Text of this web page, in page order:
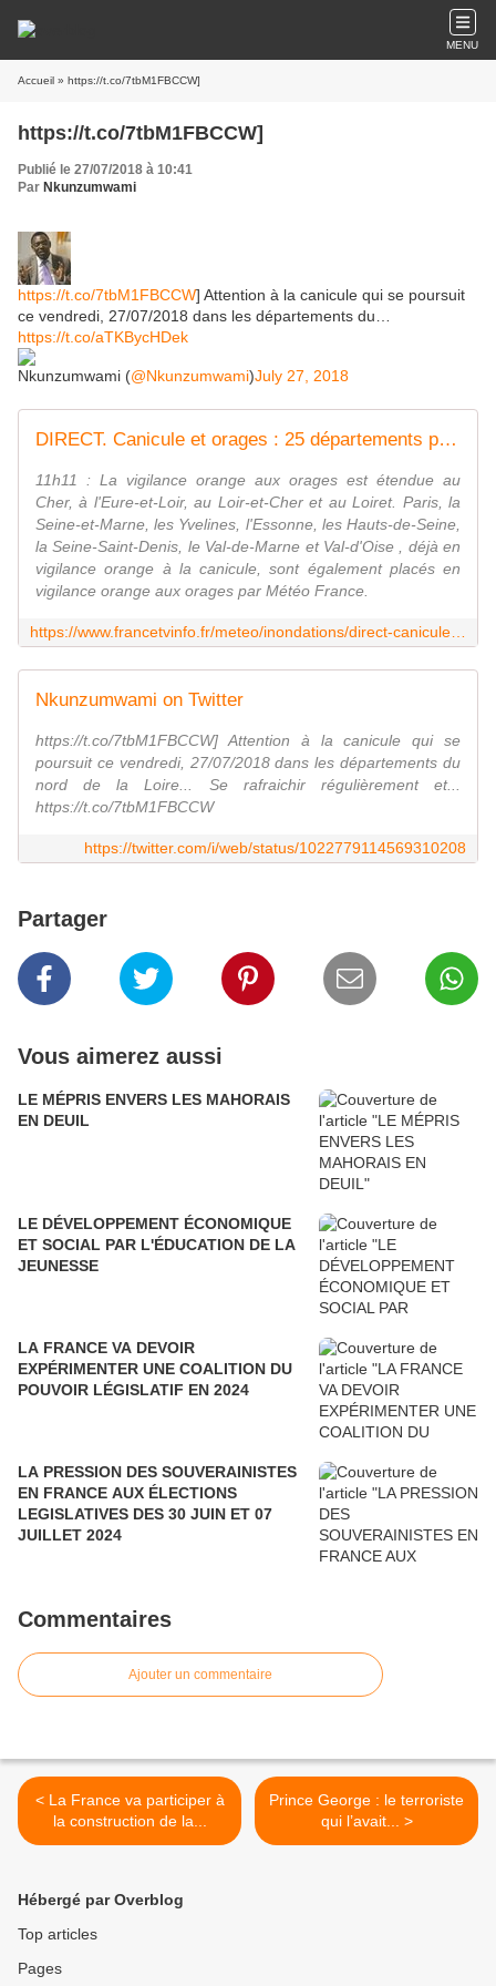
MENU
Accueil » https://t.co/7tbM1FBCCW]
https://t.co/7tbM1FBCCW]
Publié le 27/07/2018 à 10:41
Par Nkunzumwami
https://t.co/7tbM1FBCCW] Attention à la canicule qui se poursuit
ce vendredi, 27/07/2018 dans les départements du…
https://t.co/aTKBycHDek
Nkunzumwami (@Nkunzumwami)July 27, 2018
DIRECT. Canicule et orages : 25 départements placés en vigilance orange, 35 à 38 degrés attendus dans l'après-midi
11h11 : La vigilance orange aux orages est étendue au
Cher, à l'Eure-et-Loir, au Loir-et-Cher et au Loiret. Paris, la
Seine-et-Marne, les Yvelines, l'Essonne, les Hauts-de-Seine,
la Seine-Saint-Denis, le Val-de-Marne et Val-d'Oise , déjà en
vigilance orange à la canicule, sont également placés en
vigilance orange aux orages par Météo France.
Nkunzumwami on Twitter
https://t.co/7tbM1FBCCW] Attention à la canicule qui se
poursuit ce vendredi, 27/07/2018 dans les départements du
nord de la Loire... Se rafraichir régulièrement et...
https://t.co/7tbM1FBCCW
https://twitter.com/i/web/status/1022779114569310208
Partager
Vous aimerez aussi
LE MÉPRIS ENVERS LES MAHORAIS
EN DEUIL
LE DÉVELOPPEMENT ÉCONOMIQUE
ET SOCIAL PAR L'ÉDUCATION DE LA
JEUNESSE
LA FRANCE VA DEVOIR
EXPÉRIMENTER UNE COALITION DU
POUVOIR LÉGISLATIF EN 2024
LA PRESSION DES SOUVERAINISTES
EN FRANCE AUX ÉLECTIONS
LEGISLATIVES DES 30 JUIN ET 07
JUILLET 2024
Commentaires
Ajouter un commentaire
< La France va participer à
la construction de la...
Prince George : le terroriste
qui l’avait... >
Hébergé par Overblog
Top articles
Pages